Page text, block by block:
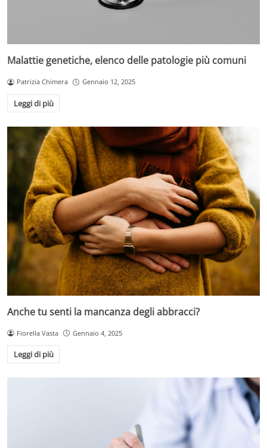
Malattie genetiche, elenco delle patologie più comuni
Patrizia Chimera Gennaio 12, 2025
Leggi di più
Anche tu senti la mancanza degli abbracci?
Fiorella Vasta Gennaio 4, 2025
Leggi di più